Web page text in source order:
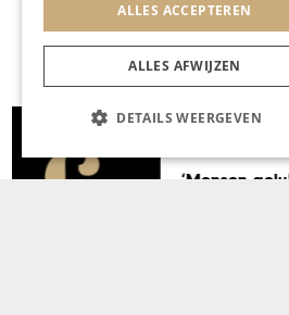
Gerelateerd
ALLES ACCEPTEREN
ALLES AFWIJZEN
DETAILS WEERGEVEN